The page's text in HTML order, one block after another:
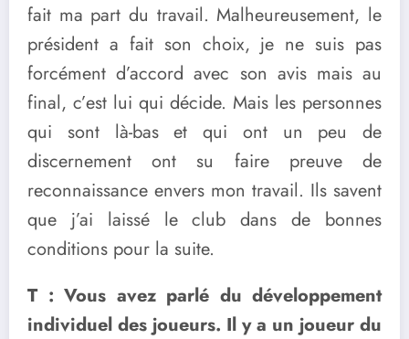
fait ma part du travail. Malheureusement, le
président a fait son choix, je ne suis pas
forcément d’accord avec son avis mais au
final, c’est lui qui décide. Mais les personnes
qui sont là-bas et qui ont un peu de
discernement ont su faire preuve de
reconnaissance envers mon travail. Ils savent
que j’ai laissé le club dans de bonnes
conditions pour la suite.
T : Vous avez parlé du développement
individuel des joueurs. Il y a un joueur du